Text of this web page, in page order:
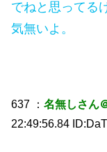
でねと思ってる
気無いよ。
637 ：名無しさん
22:49:56.84